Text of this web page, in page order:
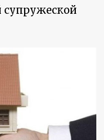
супружеской